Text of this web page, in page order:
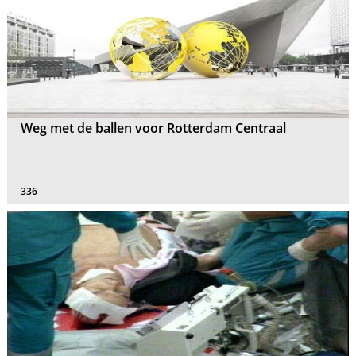
Weg met de ballen voor Rotterdam Centraal
336